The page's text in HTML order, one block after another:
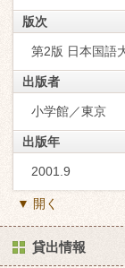
版次
第2版 日本国語
出版者
小学館／東京
出版年
2001.9
▼ 開く
貸出情報